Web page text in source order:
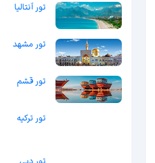
تور آنتالیا
تور مشهد
تور قشم
تور ترکیه
تور دبی